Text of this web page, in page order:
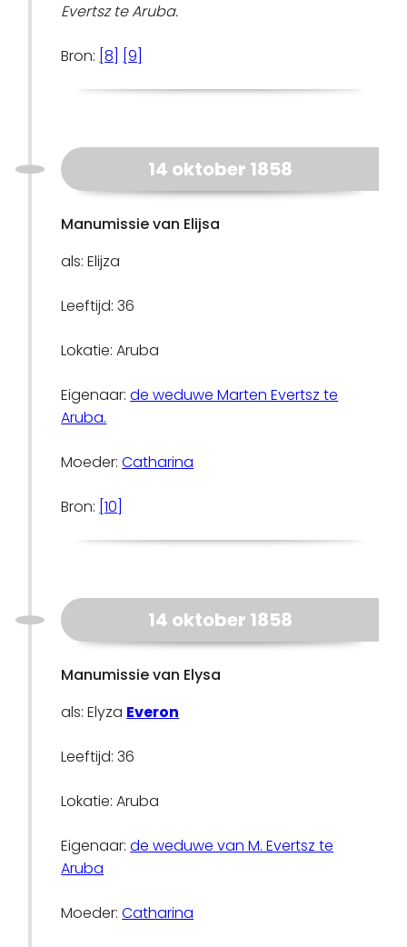
Evertsz te Aruba.
Bron: [8] [9]
14 oktober 1858
Manumissie van Elijsa
als: Elijza
Leeftijd: 36
Lokatie: Aruba
Eigenaar:de weduwe Marten Evertsz te
Aruba.
Moeder:Catharina
Bron: [10]
14 oktober 1858
Manumissie van Elysa
als: Elyza Everon
Leeftijd: 36
Lokatie: Aruba
Eigenaar:de weduwe van M. Evertsz te
Aruba
Moeder:Catharina